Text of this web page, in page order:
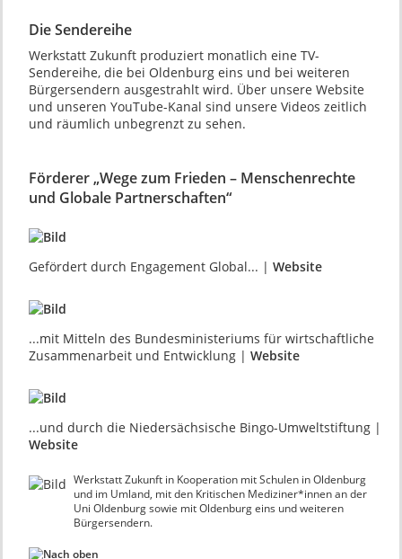
Die Sendereihe
Werkstatt Zukunft produziert monatlich eine TV-
Sendereihe, die bei Oldenburg eins und bei weiteren
Bürgersendern ausgestrahlt wird. Über unsere Website
und unseren YouTube-Kanal sind unsere Videos zeitlich
und räumlich unbegrenzt zu sehen.
Förderer „Wege zum Frieden – Menschenrechte
und Globale Partnerschaften“
Gefördert durch Engagement Global... | Website
...mit Mitteln des Bundesministeriums für wirtschaftliche
Zusammenarbeit und Entwicklung | Website
...und durch die Niedersächsische Bingo-Umweltstiftung |
Website
Werkstatt Zukunft in Kooperation mit Schulen in Oldenburg
und im Umland, mit den Kritischen Mediziner*innen an der
Uni Oldenburg sowie mit Oldenburg eins und weiteren
Bürgersendern.